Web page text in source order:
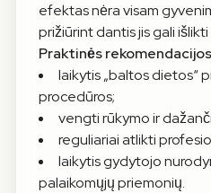
efektas nėra visam
prižiūrint dantis jis gali išlikti
Praktinės
laikytis „baltos dietos“
procedūros;
vengti rūkymo ir
reguliariai atlikti
laikytis gydytojo
palaikomųjų priemonių.